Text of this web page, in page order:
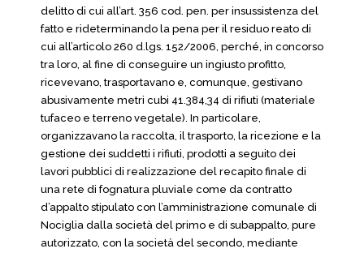
delitto di cui all’art. 356 cod. pen. per insussistenza del
fatto e rideterminando la pena per il residuo reato di
cui all’articolo 260 d.lgs. 152/2006, perché, in concorso
tra loro, al fine di conseguire un ingiusto profitto,
ricevevano, trasportavano e, comunque, gestivano
abusivamente metri cubi 41.384,34 di rifiuti (materiale
tufaceo e terreno vegetale). In particolare,
organizzavano la raccolta, il trasporto, la ricezione e la
gestione dei suddetti i rifiuti, prodotti a seguito dei
lavori pubblici di realizzazione del recapito finale di
una rete di fognatura pluviale come da contratto
d’appalto stipulato con l’amministrazione comunale di
Nociglia dalla società del primo e di subappalto, pure
autorizzato, con la società del secondo, mediante